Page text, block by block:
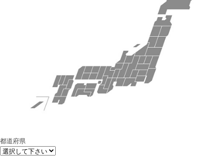
都道府県